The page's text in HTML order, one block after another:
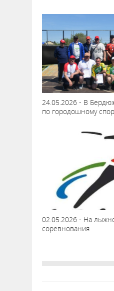
24.05.2026 - В
по городошному
02.05.2026 - На
соревнования